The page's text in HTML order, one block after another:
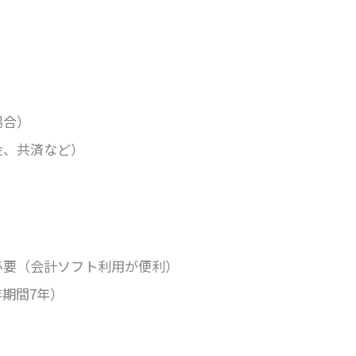
）
共済など）
（会計ソフト利用が便利）
間7年）